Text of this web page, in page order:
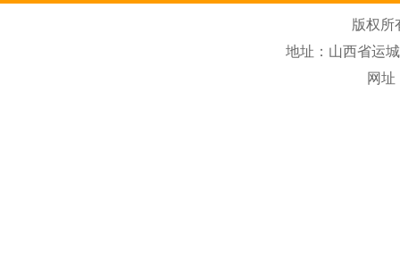
版权所
地址：山西省运
网